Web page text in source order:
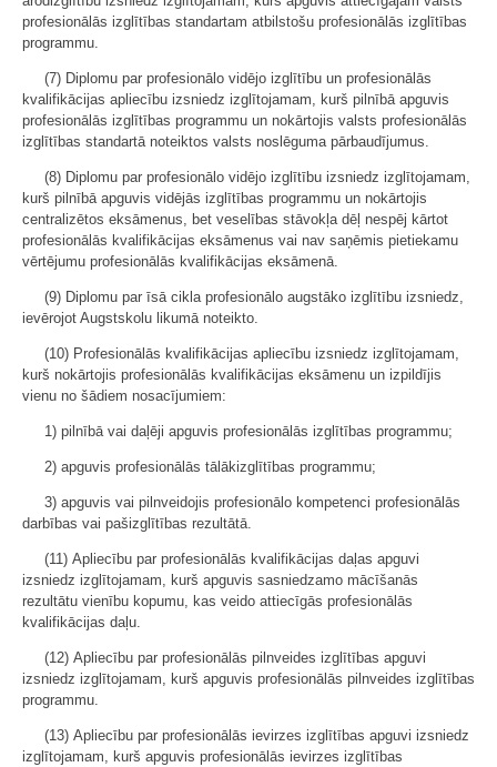
profesionālās izglītības standartam atbilstošu profesionālās izglītības
programmu.
(7) Diplomu par profesionālo vidējo izglītību un profesionālās
kvalifikācijas apliecību izsniedz izglītojamam, kurš pilnībā apguvis
profesionālās izglītības programmu un nokārtojis valsts profesionālās
izglītības standartā noteiktos valsts noslēguma pārbaudījumus.
(8) Diplomu par profesionālo vidējo izglītību izsniedz izglītojamam,
kurš pilnībā apguvis vidējās izglītības programmu un nokārtojis
centralizētos eksāmenus, bet veselības stāvokļa dēļ nespēj kārtot
profesionālās kvalifikācijas eksāmenus vai nav saņēmis pietiekamu
vērtējumu profesionālās kvalifikācijas eksāmenā.
(9) Diplomu par īsā cikla profesionālo augstāko izglītību izsniedz,
ievērojot Augstskolu likumā noteikto.
(10) Profesionālās kvalifikācijas apliecību izsniedz izglītojamam,
kurš nokārtojis profesionālās kvalifikācijas eksāmenu un izpildījis
vienu no šādiem nosacījumiem:
1) pilnībā vai daļēji apguvis profesionālās izglītības programmu;
2) apguvis profesionālās tālākizglītības programmu;
3) apguvis vai pilnveidojis profesionālo kompetenci profesionālās
darbības vai pašizglītības rezultātā.
(11) Apliecību par profesionālās kvalifikācijas daļas apguvi
izsniedz izglītojamam, kurš apguvis sasniedzamo mācīšanās
rezultātu vienību kopumu, kas veido attiecīgās profesionālās
kvalifikācijas daļu.
(12) Apliecību par profesionālās pilnveides izglītības apguvi
izsniedz izglītojamam, kurš apguvis profesionālās pilnveides izglītības
programmu.
(13) Apliecību par profesionālās ievirzes izglītības apguvi izsniedz
izglītojamam, kurš apguvis profesionālās ievirzes izglītības